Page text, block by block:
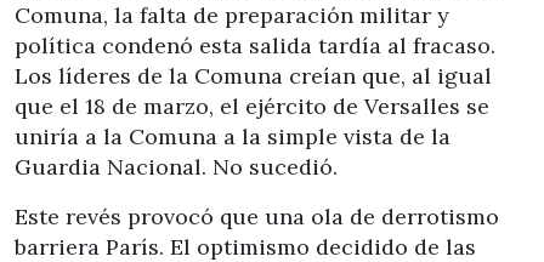
Comuna, la falta de preparación militar y
política condenó esta salida tardía al fracaso.
Los líderes de la Comuna creían que, al igual
que el 18 de marzo, el ejército de Versalles se
uniría a la Comuna a la simple vista de la
Guardia Nacional. No sucedió.
Este revés provocó que una ola de derrotismo
barriera París. El optimismo decidido de las